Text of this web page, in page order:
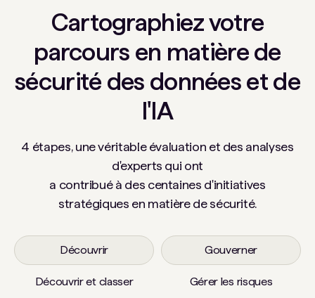
Cartographiez votre
parcours en matière de
sécurité des données et de
l'IA
4 étapes, une véritable évaluation et des analyses
d'experts qui ont
a contribué à des centaines d'initiatives
stratégiques en matière de sécurité.
Découvrir
Découvrir et classer
Gouverner
Gérer les risques